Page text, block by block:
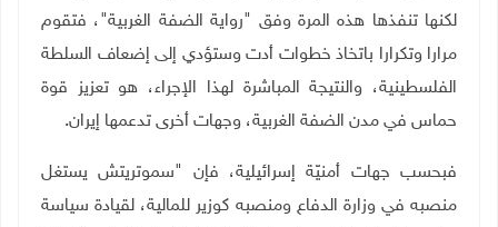
لكنها تنفذها هذه المرة وفق "رواية الضفة الغربية"، فتقوم
مرارا وتكرارا باتخاذ خطوات أدت وستؤدي إلى إضعاف السلطة
الفلسطينية، والنتيجة المباشرة لهذا الإجراء، هو تعزيز قوة
حماس في مدن الضفة الغربية، وجهات أخرى تدعمها إيران.
فبحسب جهات أمنيّة إسرائيلية، فإن "سموتريتش يستغل
منصبه في وزارة الدفاع ومنصبه كوزير للمالية، لقيادة سياسة